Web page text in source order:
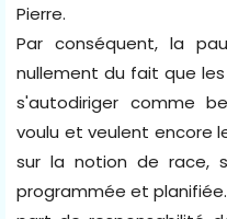
Pierre.
Par conséquent, la
nullement du fait que
s'autodiriger comme
voulu et veulent encore
sur la notion de race,
programmée et